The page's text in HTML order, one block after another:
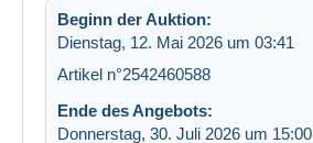
Beginn der Auktion:
Dienstag, 12. Mai 2026 um 03:41
Artikel n°2542460588
Ende des Angebots:
Donnerstag, 30. Juli 2026 um 15:00